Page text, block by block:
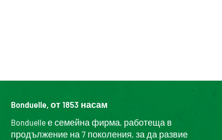
Bonduelle, от 1853 насам
Bonduelle е семейна фирма, работеща в
продължение на 7 поколения, за да развие